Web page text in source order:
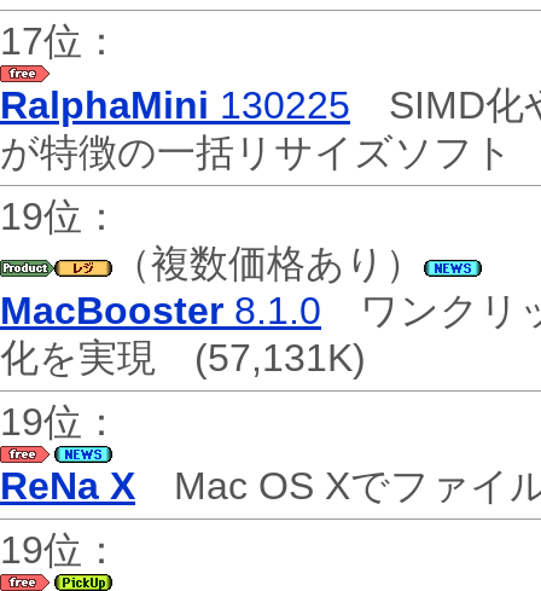
17位：
RalphaMini 130225 SIMD化
が特徴の一括リサイズソフ
19位：
（複数価格あり）
MacBooster 8.1.0 ワンクリ
化を実現 (57,131K)
19位：
ReNa X Mac OS Xでファイ
19位：